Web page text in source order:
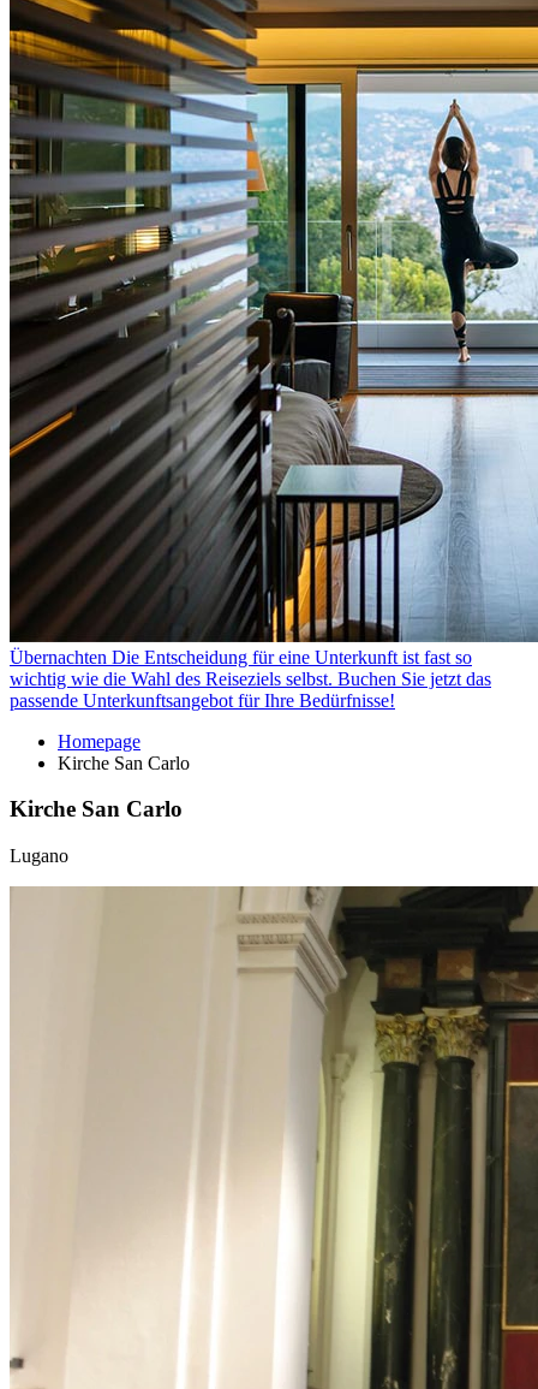
Übernachten Die Entscheidung für eine Unterkunft ist fast so
wichtig wie die Wahl des Reiseziels selbst. Buchen Sie jetzt das
passende Unterkunftsangebot für Ihre Bedürfnisse!
Homepage
Kirche San Carlo
Kirche San Carlo
Lugano